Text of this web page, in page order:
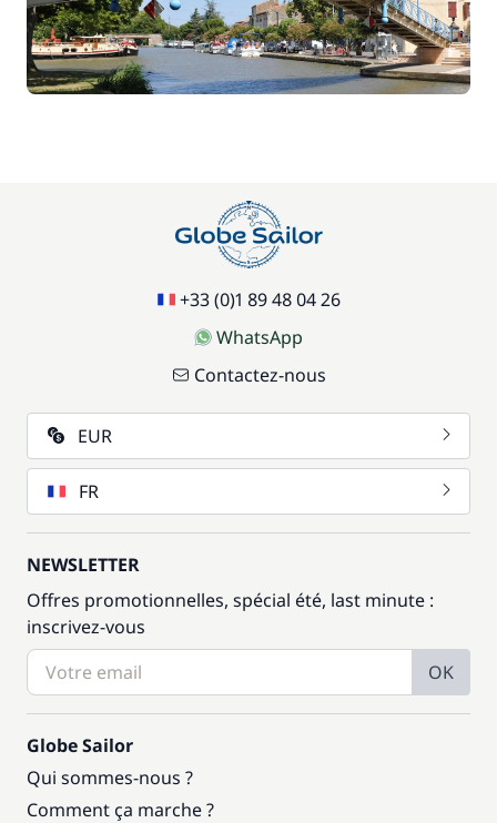
Location de vélo - Enfant 45,50 €
/ semaine
77,00 €
+33 (0)1 89 48 04 26
WhatsApp
Contactez-nous
EUR
FR
NEWSLETTER
Offres promotionnelles, spécial été, last minute :
inscrivez-vous
OK
Globe Sailor
Qui sommes-nous ?
Comment ça marche ?